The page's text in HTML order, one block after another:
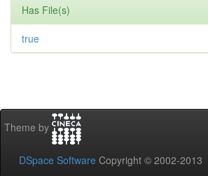
Has File(s)
true
Theme by
DSpace Software Copyright © 2002-2013